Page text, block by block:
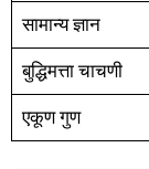
सामान्य ज्ञान
बुद्धिमत्ता चाचणी
एकूण गुण